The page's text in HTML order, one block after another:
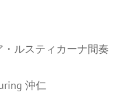
ルスティカーナ間奏
沖仁